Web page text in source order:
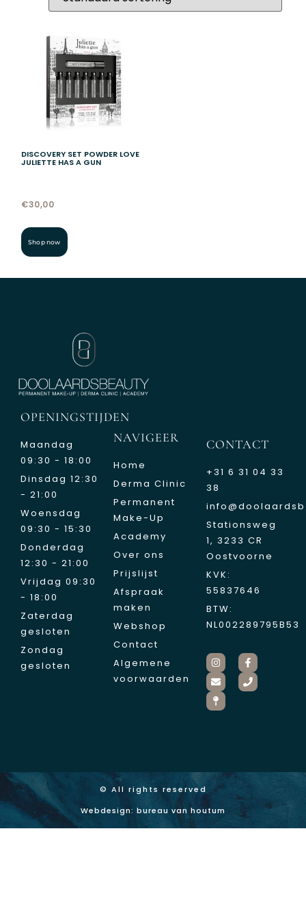
DISCOVERY SET POWDER LOVE
JULIETTE HAS A GUN
€30,00
Shop now
OPENINGSTIJDEN
Maandag
09:30 - 18:00
Dinsdag 12:30
- 21:00
Woensdag
09:30 - 15:30
Donderdag
12:30 - 21:00
Vrijdag 09:30
- 18:00
Zaterdag
gesloten
Zondag
gesloten
NAVIGEER
Home
Derma Clinic
Permanent
Make-Up
Academy
Over ons
Prijslijst
Afspraak
maken
Webshop
Contact
Algemene
voorwaarden
CONTACT
+31 6 31 04 33
38
Stationsweg
1, 3233 CR
Oostvoorne
KVK:
55837646
BTW:
NL002289795B53
© All rights reserved
Webdesign: bureau van houtum